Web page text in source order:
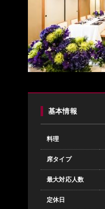
基本情報
料理
席タイプ
最大対応人数
定休日